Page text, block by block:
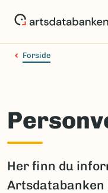
Forside
Her finn du
Artsdatabanken